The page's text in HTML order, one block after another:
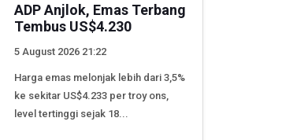
ADP Anjlok, Emas Terbang
Tembus US$4.230
5 August 2026 21:22
Harga emas melonjak lebih dari 3,5%
ke sekitar US$4.233 per troy ons,
level tertinggi sejak 18...